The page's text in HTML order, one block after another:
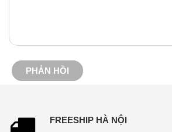
FREESHIP HÀ NỘI